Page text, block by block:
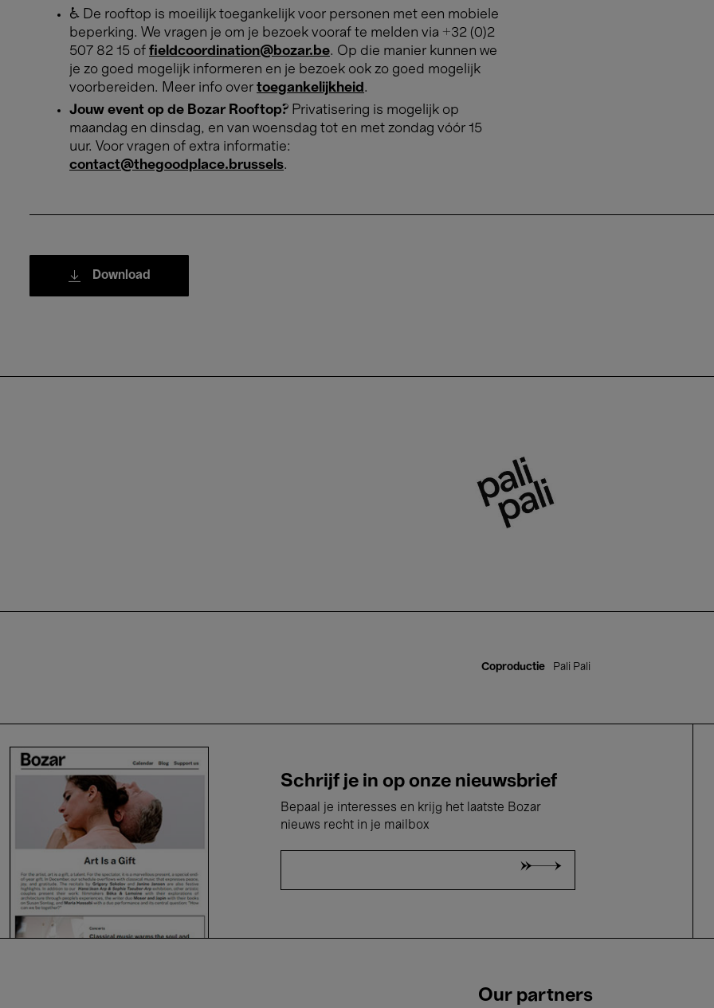
♿ De rooftop is moeilijk toegankelijk voor personen met een mobiele
beperking. We vragen je om je bezoek vooraf te melden via +32 (0)2
507 82 15 of fieldcoordination@bozar.be. Op die manier kunnen we
je zo goed mogelijk informeren en je bezoek ook zo goed mogelijk
voorbereiden. Meer info over toegankelijkheid .
Jouw event op de Bozar Rooftop? Privatisering is mogelijk op
maandag en dinsdag, en van woensdag tot en met zondag vóór 15
uur. Voor vragen of extra informatie:
contact@thegoodplace.brussels.
Download
Coproductie Pali Pali
Schrijf je in op onze nieuwsbrief
Bepaal je interesses en krijg het laatste Bozar
nieuws recht in je mailbox
Our partners